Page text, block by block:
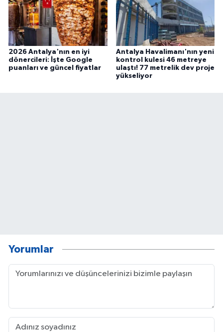
2026 Antalya'nın en iyi
dönercileri: İşte Google
puanları ve güncel fiyatlar
Antalya Havalimanı'nın yeni
kontrol kulesi 46 metreye
ulaştı! 77 metrelik dev proje
yükseliyor
Yorumlar